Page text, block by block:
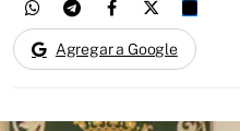
Agregar a Google